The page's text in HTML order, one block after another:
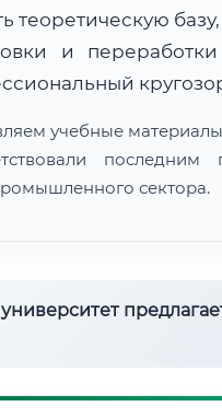
теоретическую
и
учебные
сектора.